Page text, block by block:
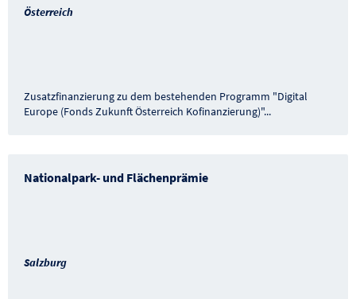
Österreich
Zusatzfinanzierung zu dem bestehenden Programm "Digital
Europe (Fonds Zukunft Österreich Kofinanzierung)"...
Nationalpark- und Flächenprämie
Salzburg